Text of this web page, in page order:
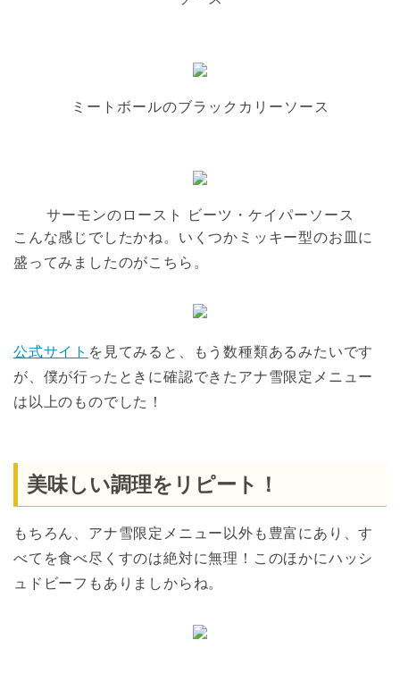
ミートボールのブラックカリーソース
サーモンのロースト ビーツ・ケイパーソース
こんな感じでしたかね。いくつかミッキー型のお皿に
盛ってみましたのがこちら。
公式サイト を見てみると、もう数種類あるみたいです
が、僕が行ったときに確認できたアナ雪限定メニュー
は以上のものでした！
美味しい調理をリピート！
もちろん、アナ雪限定メニュー以外も豊富にあり、す
べてを食べ尽くすのは絶対に無理！このほかにハッシ
ュドビーフもありましからね。